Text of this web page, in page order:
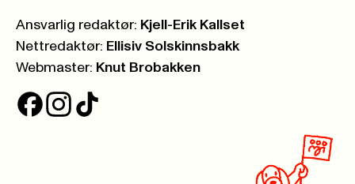
Ansvarlig redaktør: Kjell-Erik Kallset
Nettredaktør: Ellisiv Solskinnsbakk
Webmaster: Knut Brobakken